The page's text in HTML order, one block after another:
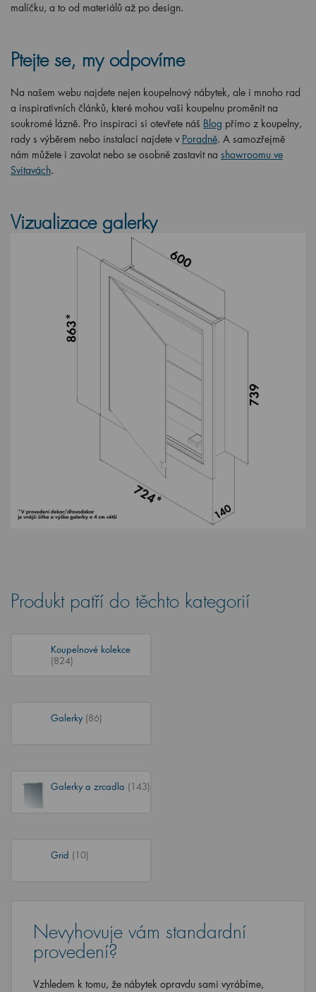
malíčku, a to od materiálů až po design.
Ptejte se, my odpovíme
Na našem webu najdete nejen koupelnový nábytek, ale i mnoho rad
a inspirativních článků, které mohou vaši koupelnu proměnit na
soukromé lázně. Pro inspiraci si otevřete náš Blog přímo z koupelny,
rady s výběrem nebo instalací najdete v Poradně. A samozřejmě
nám můžete i zavolat nebo se osobně zastavit na showroomu ve
Svitavách.
Vizualizace galerky
Produkt patří do těchto kategorií
Koupelnové kolekce
(824)
Galerky (86)
Galerky a zrcadla (143)
Grid (10)
Nevyhovuje vám standardní
provedení?
Vzhledem k tomu, že nábytek opravdu sami vyrábíme,